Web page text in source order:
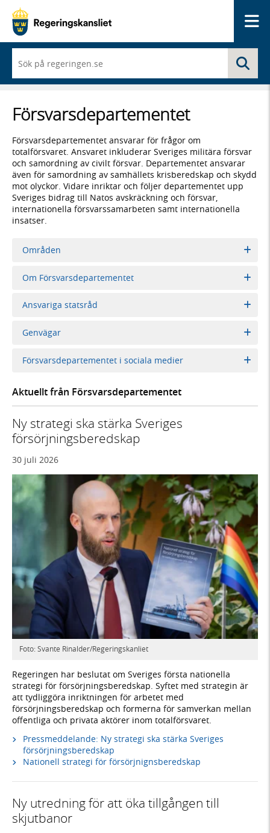
du
börjar
skriva
framträder
en
med
sökförslag
Försvars­­departementet
Försvarsdepartementet ansvarar för frågor om
totalförsvaret. Ansvaret inkluderar Sveriges militära försvar
och samordning av civilt försvar. Departementet ansvarar
även för samordning av samhällets krisberedskap och skydd
mot olyckor. Vidare inriktar och följer departementet upp
Sveriges bidrag till Natos avskräckning och försvar,
internationella försvarssamarbeten samt internationella
insatser.
Områden
Om Försvarsdepartementet
Ansvariga statsråd
Genvägar
Försvarsdepartementet i sociala medier
Aktuellt från Försvarsdepartementet
Ny strategi ska stärka Sveriges
försörjningsberedskap
30 juli 2026
Foto: Svante Rinalder/Regeringskanliet
Regeringen har beslutat om Sveriges första nationella
strategi för försörjningsberedskap. Syftet med strategin är
att tydliggöra inriktningen för arbetet med
försörjningsberedskap och formerna för samverkan mellan
offentliga och privata aktörer inom totalförsvaret.
Pressmeddelande: Ny strategi ska stärka Sveriges
försörjningsberedskap
Nationell strategi för försörjnignsberedskap
Ny utredning för att öka tillgången till
skjutbanor